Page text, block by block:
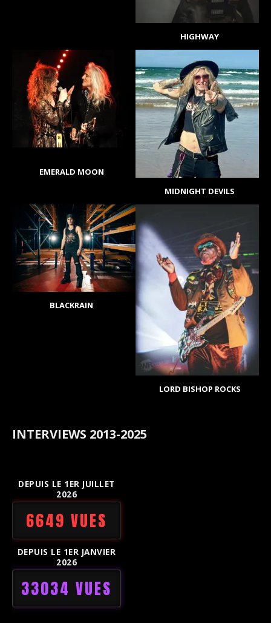
HIGHWAY
EMERALD MOON
MIDNIGHT DEVILS
BLACKRAIN
LORD BISHOP ROCKS
INTERVIEWS 2013-2025
DEPUIS LE 1ER JUILLET
2026
6649 VUES
DEPUIS LE 1ER JANVIER
2026
33034 VUES